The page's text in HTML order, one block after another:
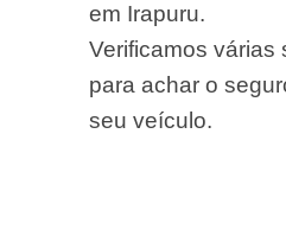
em Irapuru.
Verificamos várias
para achar o
seu veículo.